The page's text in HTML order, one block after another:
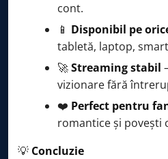
cont.
📱 Disponibil pe
tabletă, laptop,
🚀Streaming stabil
vizionare fără
❤️ Perfect pentru
romantice și povești
💡 Concluzie